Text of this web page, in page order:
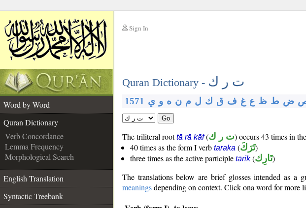
Sign In
Quran Dictionary - ت ر ك
Word by Word
Quran Dictionary
Verb Concordance
Lemma Frequency
Morphological Search
English Translation
Syntactic Treebank
1571 ض ط ظ ع غ ف ق ك ل م ن ه و ي
Go
The triliteral roottā rā kāf(ت ر ك) occurs 43 times in
40 times as the form I verb taraka (تَرَكَ)
three times as the active participle tārik(تَارِك)
The translations below are brief glosses intended as
meaningsdepending on context. Click ona word for more